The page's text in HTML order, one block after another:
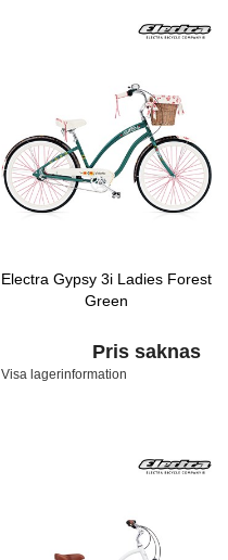
Electra Gypsy 3i Ladies Forest
Green
Pris saknas
Visa lagerinformation